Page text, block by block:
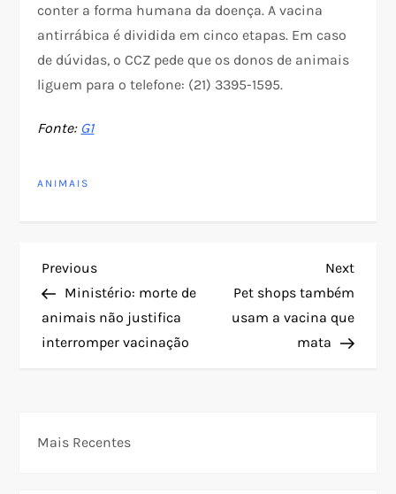
conter a forma humana da doença. A vacina
antirrábica é dividida em cinco etapas. Em caso
de dúvidas, o CCZ pede que os donos de animais
liguem para o telefone: (21) 3395-1595.
Fonte: G1
ANIMAIS
N
a
v
g
Previous
Post
Previous
Ministério: morte de
animais não justifica
interromper vacinação
Next
Post
Next
Pet shops também
usam a vacina que
mata
Mais Recentes